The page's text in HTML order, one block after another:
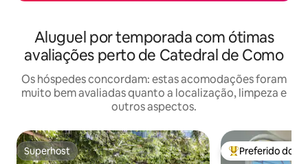
Aluguel por temporada com ótimas
avaliações perto de Catedral de Como
Os hóspedes concordam: estas acomodações foram
muito bem avaliadas quanto a localização, limpeza e
outros aspectos.
Superhost
Superhost Entre os
Preferido dos